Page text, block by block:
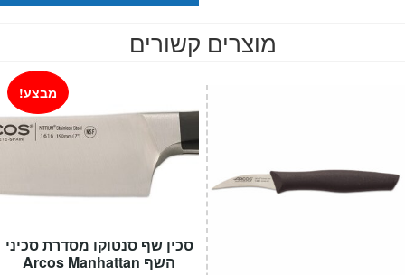
מוצרים קשורים
סכין שף סנטוקו מסדרת סכיני
השף Arcos Manhattan
מבצע!